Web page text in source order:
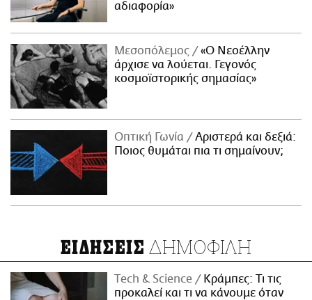
αδιαφορία»
Μεσοπόλεμος
«Ο Νεοέλλην
άρχισε να λούεται. Γεγονός
κοσμοϊστορικής σημασίας»
Οπτική Γωνία
Αριστερά και δεξιά:
Ποιος θυμάται πια τι σημαίνουν;
ΕΙΔΗΣΕΙΣ ΔΗΜΟΦΙΛΗ
Τech & Science
Κράμπες: Τι τις
προκαλεί και τι να κάνουμε όταν